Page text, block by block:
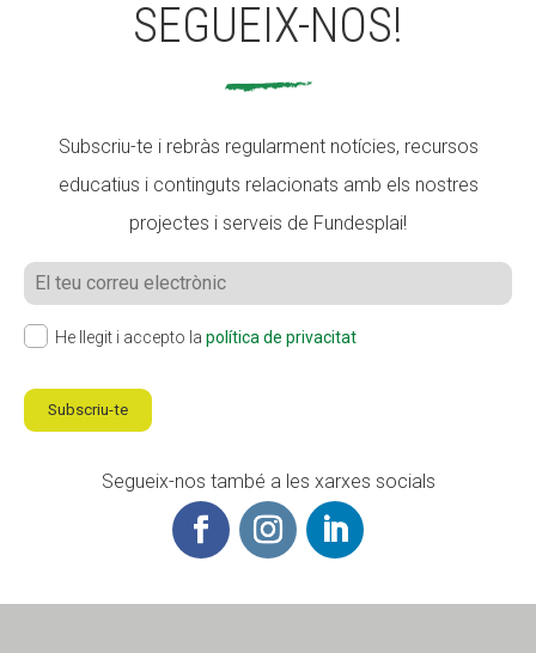
SEGUEIX-NOS!
Subscriu-te i rebràs regularment notícies, recursos
educatius i continguts relacionats amb els nostres
projectes i serveis de Fundesplai!
He llegit i accepto la política de privacitat
Subscriu-te
Segueix-nos també a les xarxes socials